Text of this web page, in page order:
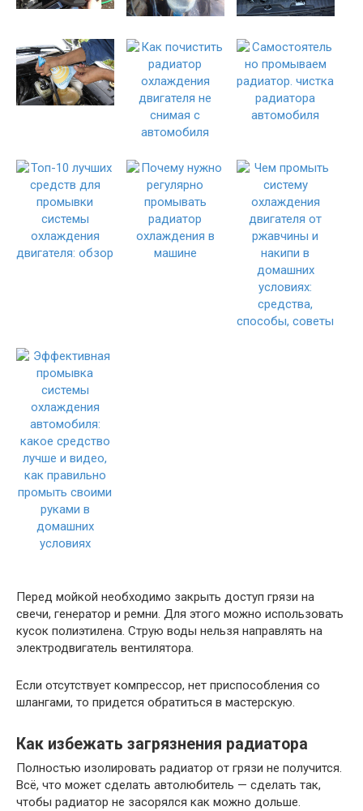
Перед мойкой необходимо закрыть доступ грязи на
свечи, генератор и ремни. Для этого можно использовать
кусок полиэтилена. Струю воды нельзя направлять на
электродвигатель вентилятора.
Если отсутствует компрессор, нет приспособления со
шлангами, то придется обратиться в мастерскую.
Как избежать загрязнения радиатора
Полностью изолировать радиатор от грязи не получится.
Всё, что может сделать автолюбитель — сделать так,
чтобы радиатор не засорялся как можно дольше.